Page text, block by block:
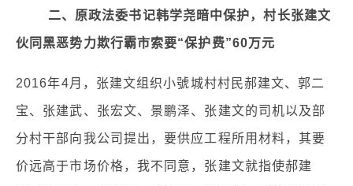
二、原政法委书记韩学尧暗中保护，村长张建文
伙同黑恶势力欺行霸市索要“保护费”60万元
2016年4月，张建文组织小號城村村民郝建文、郭二
宝、张建武、张宏文、景鹏泽、张建文的司机以及部
分村干部向我公司提出，要供应工程所用材料，其要
价远高于市场价格，我不同意，张建文就指使郝建